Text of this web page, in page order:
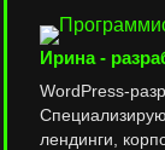
Ирина -
WordPress-
лендинги,